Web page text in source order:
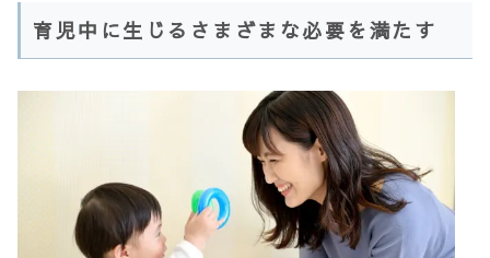
育児中に生じるさまざまな必要を満たす